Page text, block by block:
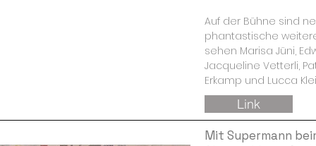
Auf der Bühne sind
phantastische
sehen Marisa Jüni,
Jacqueline Vetterli,
Erkamp und Lucca
Link
Mit Supermann